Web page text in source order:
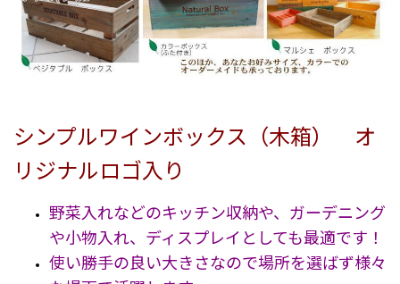
シンプルワインボックス（木箱） オ
リジナルロゴ入り
野菜入れなどのキッチン収納や、ガーデニング
や小物入れ、ディスプレイとしても最適です！
使い勝手の良い大きさなので場所を選ばず様々